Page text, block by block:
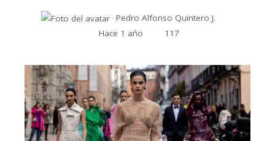
Pedro Alfonso Quintero J.
Hace 1 año
117